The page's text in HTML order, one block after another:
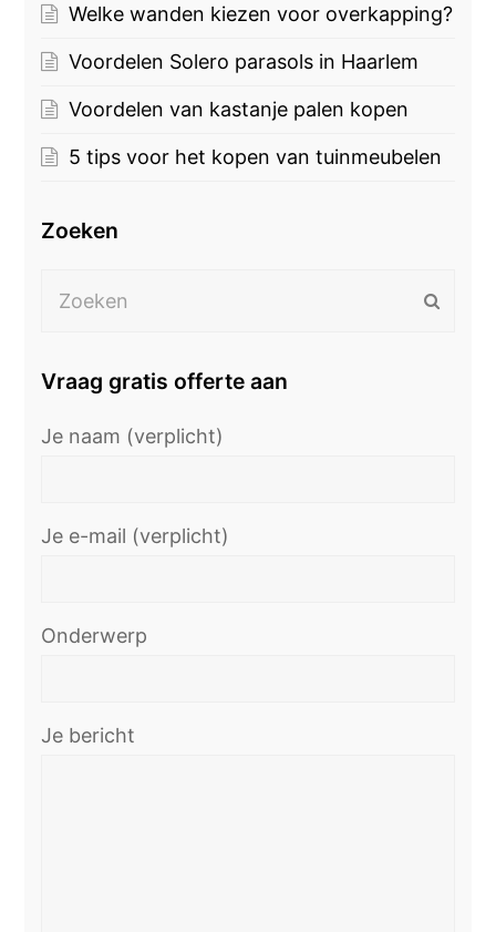
Welke wanden kiezen voor overkapping?
Voordelen Solero parasols in Haarlem
Voordelen van kastanje palen kopen
5 tips voor het kopen van tuinmeubelen
Zoeken
Vraag gratis offerte aan
Je naam (verplicht)
Je e-mail (verplicht)
Onderwerp
Je bericht